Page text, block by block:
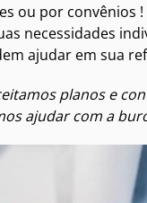
ou por convênios
necessidades
ajudar em sua
planos e
ajudar com a